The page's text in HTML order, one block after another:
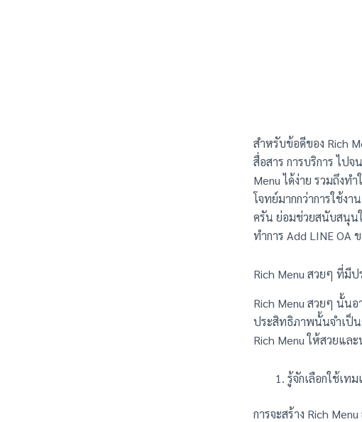
สำหรับข้อดีของ Rich
สื่อสาร การบริการ ไปจ
Menu ได้ง่าย รวมถึงท
โจทย์มากกว่าการใช้ง
ครัน ย่อมช่วยสนับสนุน
ทำการ Add LINE OA
Rich Menu สวยๆ ที่มี
Rich Menu สวยๆ นั้นอ
ประสิทธิภาพนั้นจำเป็น
Rich Menu ให้สวยแล
รู้จักเลือกใช้เท
การจะสร้าง Rich